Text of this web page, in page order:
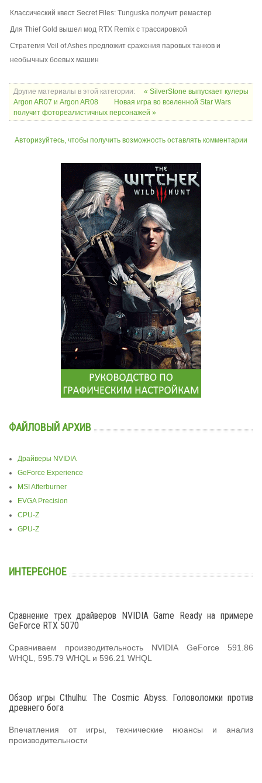
Классический квест Secret Files: Tunguska получит ремастер
Для Thief Gold вышел мод RTX Remix с трассировкой
Стратегия Veil of Ashes предложит сражения паровых танков и
необычных боевых машин
Другие материалы в этой категории:
« SilverStone выпускает кулеры
Argon AR07 и Argon AR08
Новая игра во вселенной Star Wars
получит фотореалистичных персонажей »
Авторизуйтесь, чтобы получить возможность оставлять комментарии
ФАЙЛОВЫЙ АРХИВ
Драйверы NVIDIA
GeForce Experience
MSI Afterburner
EVGA Precision
CPU-Z
GPU-Z
ИНТЕРЕСНОЕ
Сравнение трех драйверов NVIDIA Game Ready на примере
GeForce RTX 5070
Сравниваем производительность NVIDIA GeForce 591.86
WHQL, 595.79 WHQL и 596.21 WHQL
Обзор игры Cthulhu: The Cosmic Abyss. Головоломки против
древнего бога
Впечатления от игры, технические нюансы и анализ
производительности